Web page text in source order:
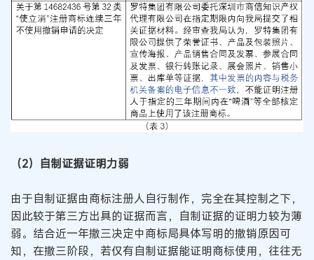
（2）自制证据证明力弱
由于自制证据由商标注册人自行制作，完全在其控制之下，
因此较于第三方出具的证据而言，自制证据的证明力较为薄
弱。结合近一年撤三决定中商标局具体写明的撤销原因可
知，在撤三阶段，若仅有自制证据能证明商标使用，往往无